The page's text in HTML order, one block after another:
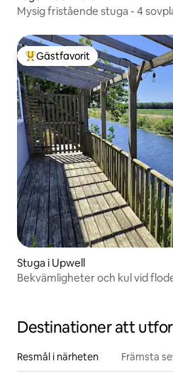
Mysig fristående stuga - 4
Populär gästfavorit
Gästfavorit
Stuga i Upwell
Bekvämligheter och kul vid
Destinationer att
Resmål i närheten Främsta